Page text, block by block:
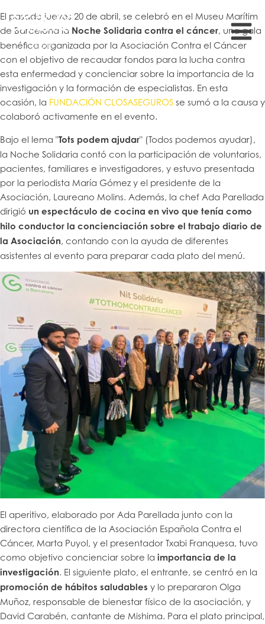
El pasado jueves 20 de abril, se celebró en el Museu Marítim
de Barcelona la Noche Solidaria contra el cáncer, una gala
benéfica organizada por la Asociación Contra el Cáncer
con el objetivo de recaudar fondos para la lucha contra
esta enfermedad y concienciar sobre la importancia de la
investigación y la formación de especialistas. En esta
ocasión, la FUNDACIÓN CLOSASEGUROS se sumó a la causa y
colaboró activamente en el evento.
Bajo el lema "Tots podem ajudar" (Todos podemos ayudar),
la Noche Solidaria contó con la participación de voluntarios,
pacientes, familiares e investigadores, y estuvo presentada
por la periodista María Gómez y el presidente de la
Asociación, Laureano Molins. Además, la chef Ada Parellada
dirigió un espectáculo de cocina en vivo que tenía como
hilo conductor la concienciación sobre el trabajo diario de
la Asociación, contando con la ayuda de diferentes
asistentes al evento para preparar cada plato del menú.
El aperitivo, elaborado por Ada Parellada junto con la
directora científica de la Asociación Española Contra el
Cáncer, Marta Puyol, y el presentador Txabi Franquesa, tuvo
como objetivo concienciar sobre la importancia de la
investigación. El siguiente plato, el entrante, se centró en la
promoción de hábitos saludables y lo prepararon Olga
Muñoz, responsable de bienestar físico de la asociación, y
David Carabén, cantante de Mishima. Para el plato principal,